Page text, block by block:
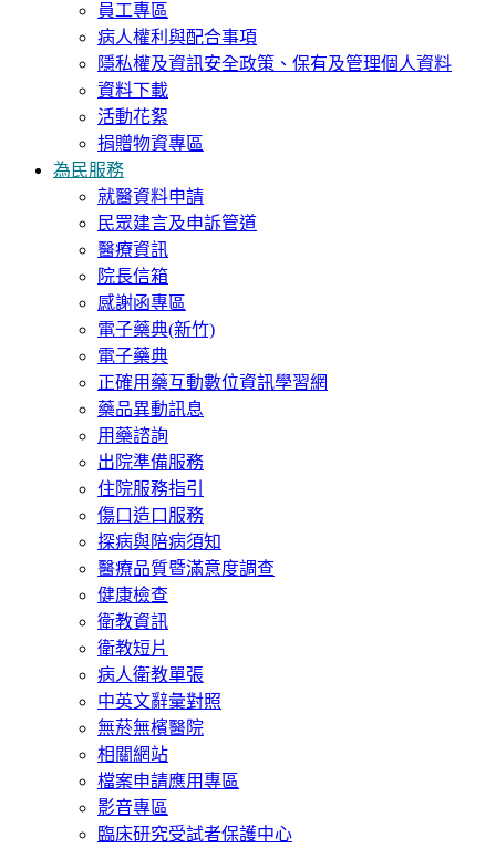
員工專區
病人權利與配合事項
隱私權及資訊安全政策、保有及管理個人資料
資料下載
活動花絮
捐贈物資專區
為民服務
就醫資料申請
民眾建言及申訴管道
醫療資訊
院長信箱
感謝函專區
電子藥典(新竹)
電子藥典
正確用藥互動數位資訊學習網
藥品異動訊息
用藥諮詢
出院準備服務
住院服務指引
傷口造口服務
探病與陪病須知
醫療品質暨滿意度調查
健康檢查
衛教資訊
衛教短片
病人衛教單張
中英文辭彙對照
無菸無檳醫院
相關網站
檔案申請應用專區
影音專區
臨床研究受試者保護中心